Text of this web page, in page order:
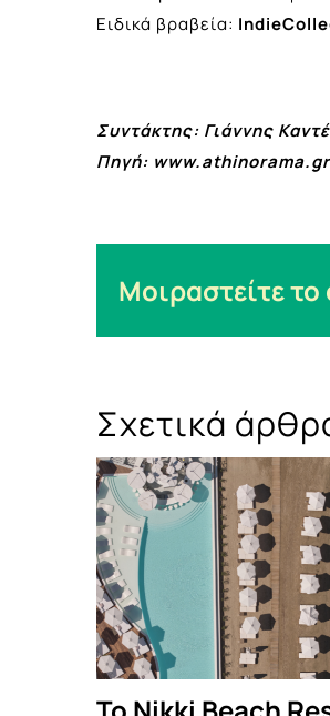
Ειδικά βραβεία:
Συντάκτης: Γιάννης
Πηγή: www.athinorama.gr
Μοιραστείτε
Σχετικά